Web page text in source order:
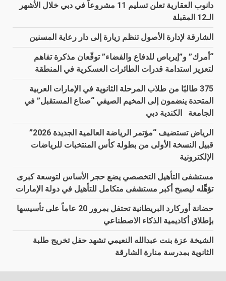
دانوب العقارية تعلن تسليم 11 مشروعاً في دبي خلال الأشهر
الـ12 المقبلة
الشارقة لإدارة الأصول تنظم زيارة إلى دار رعاية المسنين
“أمرك” و”إيرباص للدفاع والفضاء” توقّعان مذكرة تفاهم
لتعزيز استدامة قدرات الطائرات العسكرية في المنطقة
375 طالبًا من طلاب المرحلة الثانوية في الإمارات العربية
المتحدة ينضمون إلى المخيم الصيفي “صناع المستقبل” في
الجامعة الكندية دبي
الرياض تستضيف “مؤتمر الرياضة العالمية الجديدة 2026”
قبيل النسخة الأولى من بطولة كأس المنتخبات للرياضات
الإلكترونية
مستشفى التأهيل التخصصي يضع حجر الأساس لتوسعة كبرى
تؤهِّله ليصبح أكبر مستشفى متكامل للتأهيل في دولة الإمارات
حضانة أوركارد البريطانية تحتفل بمرور 20 عاماً على تأسيسها
بإطلاق أكاديمية الذكاء الاصطناعي
الشيخة عزة بنت عبدالله النعيمي تشهد حفل تخريج طلبة
الثانوية بمدرسة منارة الشارقة